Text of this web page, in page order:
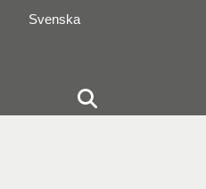
Svenska